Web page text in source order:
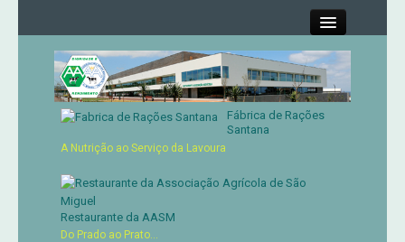
Contactos
Fábrica de Rações
Santana
A Nutrição ao Serviço da Lavoura
Restaurante da AASM
Do Prado ao Prato...